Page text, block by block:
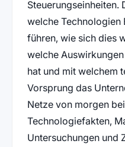
Steuerungseinheiten.
welche Technologien
führen, wie sich dies
welche
hat und mit welchem
Vorsprung das
Netze von morgen
Technologiefakten,
Untersuchungen und